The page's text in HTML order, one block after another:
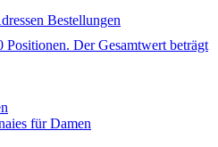
Bestellungen
Positionen. Der Gesamtwert beträgt
für Damen